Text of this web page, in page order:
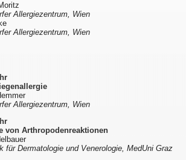
Allergiezentrum, Wien
Allergiezentrum, Wien
Allergiezentrum, Wien
von Arthropodenreaktionen
für Dermatologie und Venerologie, MedUni Graz